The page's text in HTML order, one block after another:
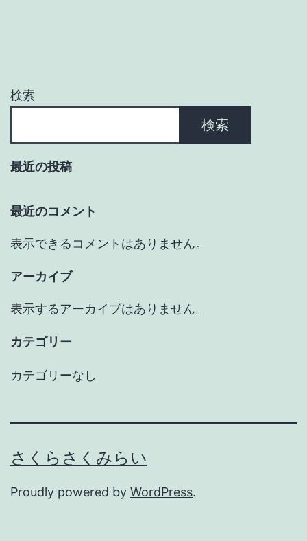
ョ
検索
検索
最近の投稿
最近のコメント
表示できるコメントはありません。
アーカイブ
表示するアーカイブはありません。
カテゴリー
カテゴリーなし
さくらさくみらい
Proudly powered by WordPress.